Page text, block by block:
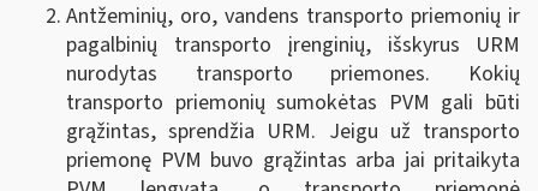
Antžeminių, oro, vandens transporto priemonių ir
pagalbinių transporto įrenginių, išskyrus URM
nurodytas transporto priemones. Kokių
transporto priemonių sumokėtas PVM gali būti
grąžintas, sprendžia URM. Jeigu už transporto
priemonę PVM buvo grąžintas arba jai pritaikyta